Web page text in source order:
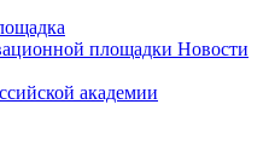
площадки Новости
академии